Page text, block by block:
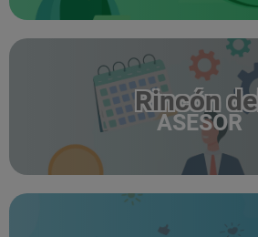
Rincón del
ASESOR